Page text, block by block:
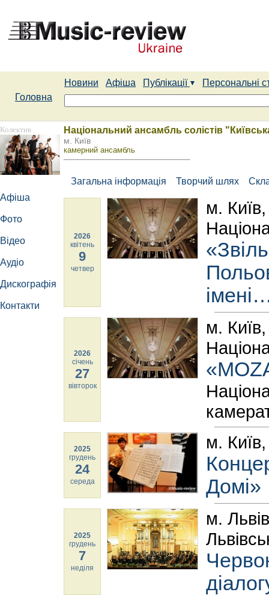
Новини Афіша Публікації
Персональні
Головна
Колектив
Афіша
Фото
Відео
Аудіо
Дискографія
Контакти
Національний ансамбль солістів
м. Київ
камерний ансамбль
Загальна інформація Творчий шлях
2026
квітень
9
четвер
м.
2026
січень
27
вівторок
м.
2025
грудень
24
середа
м.
Домі»
2025
грудень
7
неділя
м.